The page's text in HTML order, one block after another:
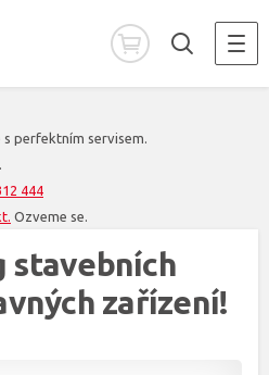
perfektním servisem.
444
Ozveme se.
stavebních
zařízení!